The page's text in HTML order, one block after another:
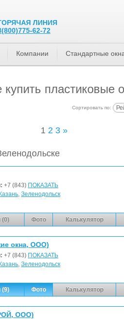
пластиковые
Сортировать по:
1 2 3 »
+7 (843) ПОКАЗАТЬ
, Зеленодольск
(0) Фото Калькулятор
окна, ООО)
+7 (843) ПОКАЗАТЬ
, Зеленодольск
(9) Фото Калькулятор
ООО)
ЛИНИЯ
62-72
Компании Стандартные